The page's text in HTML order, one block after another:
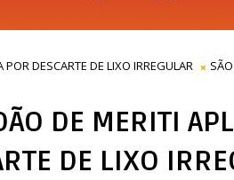
POR DESCARTE DE LIXO IRREGULAR
DE MERITI
DE LIXO